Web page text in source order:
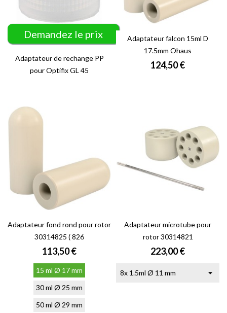
Demandez le prix
Adaptateur de rechange PP
pour Optifix GL 45
Adaptateur falcon 15ml D
17.5mm Ohaus
Prix
124,50 €
Adaptateur fond rond pour rotor
30314825 ( 826
Prix
113,50 €
15 ml Ø 17 mm
30 ml Ø 25 mm
50 ml Ø 29 mm
Adaptateur microtube pour
rotor 30314821
Prix
223,00 €